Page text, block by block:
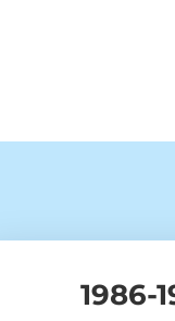
1986-